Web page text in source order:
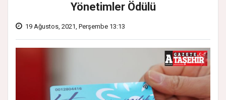
Yönetimler Ödülü
19 Ağustos, 2021, Perşembe 13:13